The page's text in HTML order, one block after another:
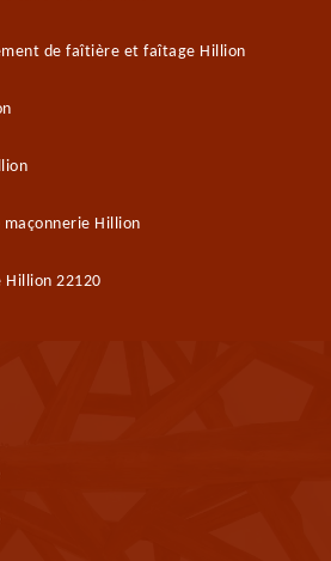
de faîtière et faîtage Hillion
Hillion
22120